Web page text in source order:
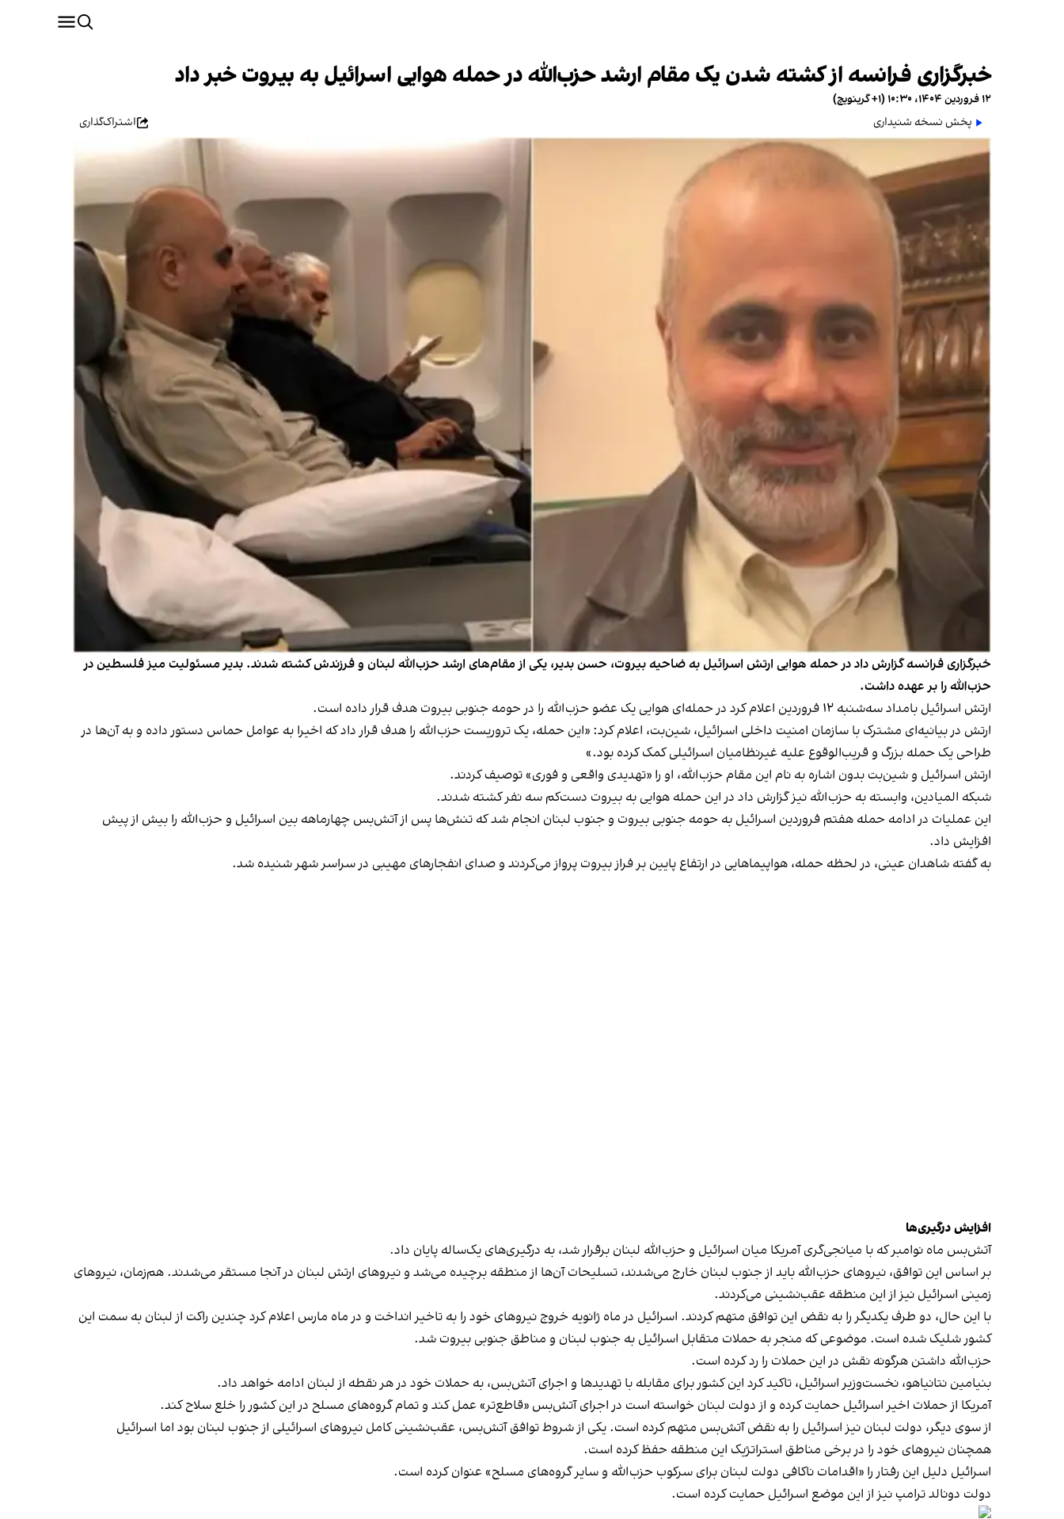
خبرگزاری فرانسه از کشته شدن یک مقام ارشد حزب‌الله در حمله هوایی اسرائیل به بیروت خبر داد
۱۲ فروردین ۱۴۰۴، ۱۰:۳۰ (‎+۱ گرینویچ)
پخش نسخه شنیداری
اشتراک‌گذاری
خبرگزاری فرانسه گزارش داد در حمله هوایی ارتش اسرائیل به ضاحیه بیروت، حسن بدیر، یکی از مقام‌های ارشد حزب‌الله لبنان و فرزندش کشته شدند. بدیر مسئولیت میز فلسطین در
حزب‌الله را بر عهده داشت.
ارتش اسرائیل بامداد سه‌شنبه ۱۲ فروردین اعلام کرد در حمله‌ای هوایی یک عضو حزب‌الله را در حومه جنوبی بیروت هدف قرار داده است.
ارتش در بیانیه‌ای مشترک با سازمان امنیت داخلی اسرائیل، شین‌بت، اعلام کرد: «این حمله، یک تروریست حزب‌الله را هدف قرار داد که اخیرا به عوامل حماس دستور داده و به آن‌ها در
طراحی یک حمله بزرگ و قریب‌الوقوع علیه غیرنظامیان اسرائیلی کمک کرده بود.»
ارتش اسرائیل و شین‌بت بدون اشاره به نام این مقام حزب‌الله، او را «تهدیدی واقعی و فوری» توصیف کردند.
شبکه المیادین، وابسته به حزب‌الله نیز گزارش داد در این حمله هوایی به بیروت دست‌کم سه نفر کشته شدند.
این عملیات در ادامه حمله هفتم فروردین اسرائیل به حومه جنوبی بیروت و جنوب لبنان انجام شد که تنش‌ها پس از آتش‌بس چهارماهه بین اسرائیل و حزب‌الله را بیش از پیش
افزایش داد.
به گفته شاهدان عینی، در لحظه حمله، هواپیماهایی در ارتفاع پایین بر فراز بیروت پرواز می‌کردند و صدای انفجارهای مهیبی در سراسر شهر شنیده شد.
افزایش درگیری‌ها
آتش‌بس ماه نوامبر که با میانجی‌گری آمریکا میان اسرائیل و حزب‌الله لبنان برقرار شد، به درگیری‌های یک‌ساله پایان داد.
بر اساس این توافق، نیروهای حزب‌الله باید از جنوب لبنان خارج می‌شدند، تسلیحات آن‌ها از منطقه برچیده می‌شد و نیروهای ارتش لبنان در آنجا مستقر می‌شدند. هم‌زمان، نیروهای
زمینی اسرائیل نیز از این منطقه عقب‌نشینی می‌کردند.
با این حال، دو طرف یکدیگر را به نقض این توافق متهم کردند. اسرائیل در ماه ژانویه خروج نیروهای خود را به تاخیر انداخت و در ماه مارس اعلام کرد چندین راکت از لبنان به سمت این
کشور شلیک شده است. موضوعی که منجر به حملات متقابل اسرائیل به جنوب لبنان و مناطق جنوبی بیروت شد.
حزب‌الله داشتن هرگونه نقش در این حملات را رد کرده است.
بنیامین نتانیاهو، نخست‌وزیر اسرائیل، تاکید کرد این کشور برای مقابله با تهدیدها و اجرای آتش‌بس، به حملات خود در هر نقطه از لبنان ادامه خواهد داد.
آمریکا از حملات اخیر اسرائیل حمایت کرده و از دولت لبنان خواسته است در اجرای آتش‌بس «قاطع‌تر» عمل کند و تمام گروه‌های مسلح در این کشور را خلع سلاح کند.
از سوی دیگر، دولت لبنان نیز اسرائیل را به نقض آتش‌بس متهم کرده است. یکی از شروط توافق آتش‌بس، عقب‌نشینی کامل نیروهای اسرائیلی از جنوب لبنان بود اما اسرائیل
همچنان نیروهای خود را در برخی مناطق استراتژیک این منطقه حفظ کرده است.
اسرائیل دلیل این رفتار را «اقدامات ناکافی دولت لبنان برای سرکوب حزب‌الله و سایر گروه‌های مسلح» عنوان کرده است.
دولت دونالد ترامپ نیز از این موضع اسرائیل حمایت کرده است.